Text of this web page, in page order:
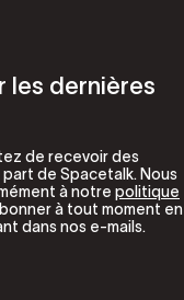
les dernières
de recevoir des
de Spacetalk. Nous
à notre politique
à tout moment en
dans nos e-mails.